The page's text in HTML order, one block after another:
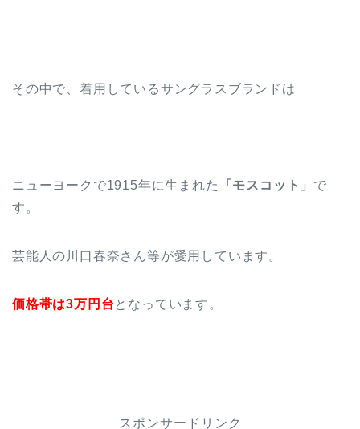
その中で、着用しているサングラスブランドは
ニューヨークで1915年に生まれた 「モスコット」 で
す。
芸能人の川口春奈さん等が愛用しています。
価格帯は3万円台 となっています。
スポンサードリンク